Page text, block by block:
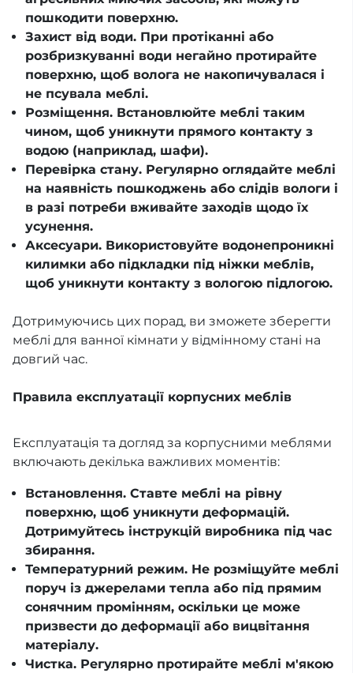
пошкодити поверхню.
Захист від води. При протіканні або
розбризкуванні води негайно протирайте
поверхню, щоб волога не накопичувалася і
не псувала меблі.
Розміщення. Встановлюйте меблі таким
чином, щоб уникнути прямого контакту з
водою (наприклад, шафи).
Перевірка стану. Регулярно оглядайте меблі
на наявність пошкоджень або слідів вологи і
в разі потреби вживайте заходів щодо їх
усунення.
Аксесуари. Використовуйте водонепроникні
килимки або підкладки під ніжки меблів,
щоб уникнути контакту з вологою підлогою.
Дотримуючись цих порад, ви зможете зберегти
меблі для ванної кімнати у відмінному стані на
довгий час.
Правила експлуатації корпусних меблів
Експлуатація та догляд за корпусними меблями
включають декілька важливих моментів:
Встановлення. Ставте меблі на рівну
поверхню, щоб уникнути деформацій.
Дотримуйтесь інструкцій виробника під час
збирання.
Температурний режим. Не розміщуйте меблі
поруч із джерелами тепла або під прямим
сонячним промінням, оскільки це може
призвести до деформації або вицвітання
матеріалу.
Чистка. Регулярно протирайте меблі м'якою